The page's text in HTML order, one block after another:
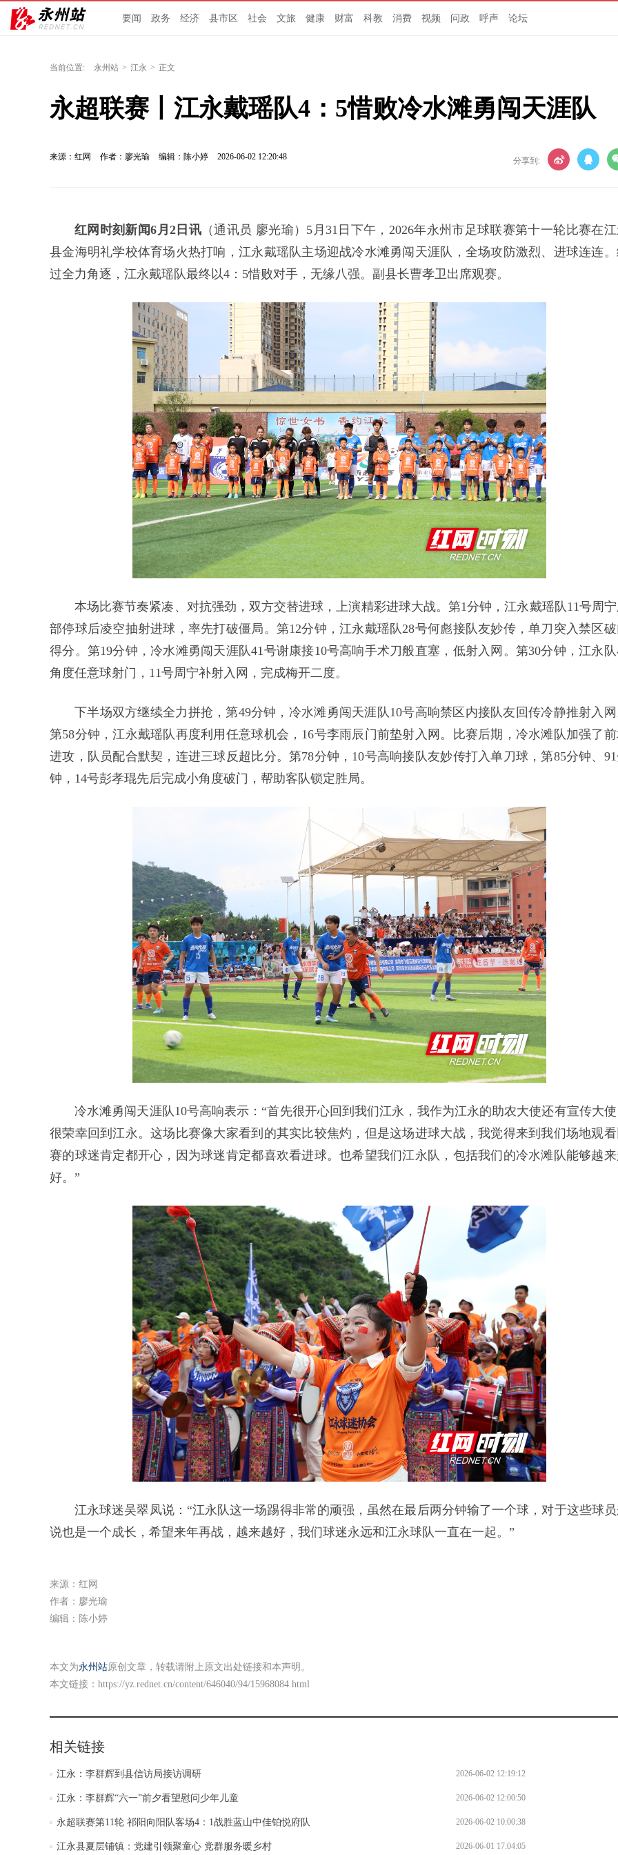
要闻 政务 经济 县市区 社会 文旅 健康 财富 科教 消费 视频 问政 呼声 论坛
当前位置: 永州站 > 江永 > 正文
永超联赛丨江永戴瑶队4：5惜败冷水滩勇闯天涯队
来源：红网 作者：廖光瑜 编辑：陈小婷 2026-06-02 12:20:48 分享到:
红网时刻新闻6月2日讯 （通讯员 廖光瑜）5月31日下午，2026年永州市足球联赛第十一轮比赛在
县金海明礼学校体育场火热打响，江永戴瑶队主场迎战冷水滩勇闯天涯队，全场攻防激烈、进球连连
过全力角逐，江永戴瑶队最终以4：5惜败对手，无缘八强。副县长曹孝卫出席观赛。
本场比赛节奏紧凑、对抗强劲，双方交替进球，上演精彩进球大战。第1分钟，江永戴瑶队11号周
部停球后凌空抽射进球，率先打破僵局。第12分钟，江永戴瑶队28号何彪接队友妙传，单刀突入禁区
得分。第19分钟，冷水滩勇闯天涯队41号谢康接10号高响手术刀般直塞，低射入网。第30分钟，江永
角度任意球射门，11号周宁补射入网，完成梅开二度。
下半场双方继续全力拼抢，第49分钟，冷水滩勇闯天涯队10号高响禁区内接队友回传冷静推射入
第58分钟，江永戴瑶队再度利用任意球机会，16号李雨辰门前垫射入网。比赛后期，冷水滩队加强了
进攻，队员配合默契，连进三球反超比分。第78分钟，10号高响接队友妙传打入单刀球，第85分钟、
钟，14号彭孝琨先后完成小角度破门，帮助客队锁定胜局。
冷水滩勇闯天涯队10号高响表示：“首先很开心回到我们江永，我作为江永的助农大使还有宣传大
很荣幸回到江永。这场比赛像大家看到的其实比较焦灼，但是这场进球大战，我觉得来到我们场地观
赛的球迷肯定都开心，因为球迷肯定都喜欢看进球。也希望我们江永队，包括我们的冷水滩队能够越
好。”
江永球迷吴翠凤说：“江永队这一场踢得非常的顽强，虽然在最后两分钟输了一个球，对于这些球
说也是一个成长，希望来年再战，越来越好，我们球迷永远和江永球队一直在一起。”
来源：红网
作者：廖光瑜
编辑：陈小婷
本文为永州站原创文章，转载请附上原文出处链接和本声明。
本文链接： https://yz.rednet.cn/content/646040/94/15968084.html
相关链接
江永：李群辉到县信访局接访调研 2026-06-02 12:19:12
江永：李群辉“六一”前夕看望慰问少年儿童 2026-06-02 12:00:50
永超联赛第11轮 祁阳向阳队客场4：1战胜蓝山中佳铂悦府队 2026-06-02 10:00:38
江永县夏层铺镇：党建引领聚童心 党群服务暖乡村 2026-06-01 17:04:05